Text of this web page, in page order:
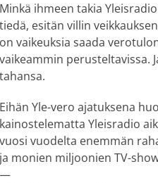
Minkä ihmeen takia
tiedä, esitän villin
on vaikeuksia saada
vaikeammin perusteltavissa.
tahansa.
Eihän Yle-vero ajatuksena
kainostelematta Yleisradio
vuosi vuodelta enemmän
ja monien miljoonien TV-
—